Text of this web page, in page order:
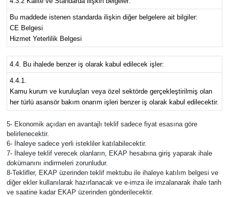
Bu maddede istenen standarda ilişkin diğer belgelere ait bilgiler:
CE Belgesi
Hizmet Yeterlilik Belgesi
4.4. Bu ihalede benzer iş olarak kabul edilecek işler:
4.4.1.
Kamu kurum ve kuruluşları veya özel sektörde gerçekleştirilmiş olan
her türlü asansör bakım onarım işleri benzer iş olarak kabul edilecektir.
5- Ekonomik açıdan en avantajlı teklif sadece fiyat esasına göre
belirlenecektir.
6- İhaleye sadece yerli istekliler katılabilecektir.
7- İhaleye teklif verecek olanların, EKAP hesabına giriş yaparak ihale
dokümanını indirmeleri zorunludur.
8-Teklifler, EKAP üzerinden teklif mektubu ile ihaleye katılım belgesi ve
diğer ekler kullanılarak hazırlanacak ve e-imza ile imzalanarak ihale tarih
ve saatine kadar EKAP üzerinden gönderilecektir.